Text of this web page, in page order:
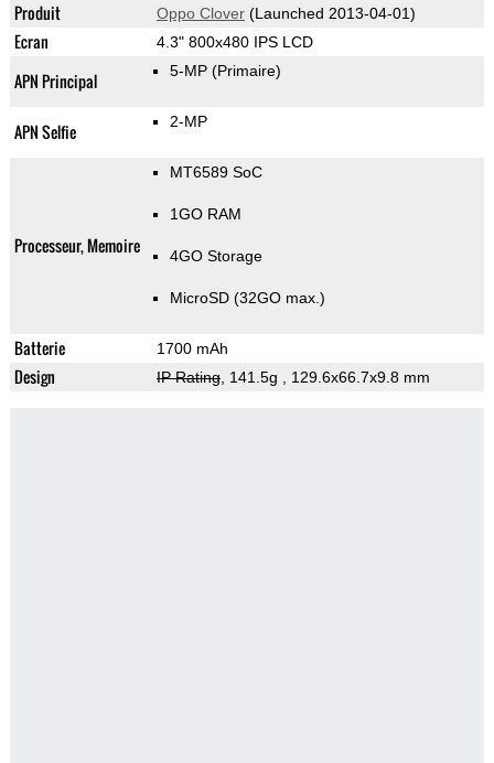
Produit Oppo Clover(Launched 2013-04-01)
Ecran 4.3" 800x480 IPS LCD
APN Principal 5-MP (Primaire)
APN Selfie 2-MP
Processeur, Memoire
MT6589 SoC
1GO RAM
4GO Storage
MicroSD (32GO max.)
Batterie 1700 mAh
Design IP Rating, 141.5g , 129.6x66.7x9.8 mm